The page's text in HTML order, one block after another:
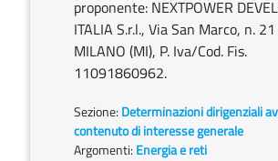
proponente: NEXTPOWER
ITALIA S.r.l., Via San Marco, n.
MILANO (MI), P. Iva/Cod. Fis.
11091860962.
Sezione: Determinazioni dirigenziali
contenuto di interesse generale
Argomenti: Energia e reti